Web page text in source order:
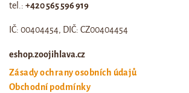
tel.: +420 565 596 919
IČ: 00404454, DIČ: CZ00404454
eshop.zoojihlava.cz
Zásady ochrany osobních údajů
Obchodní podmínky